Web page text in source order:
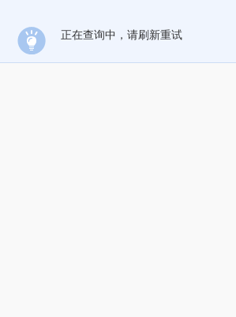
正在查询中，请刷新重试